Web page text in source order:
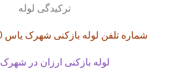
ترکیدگی لوله
شماره تلفن لوله بازکنی شهرک یاس 09127609500
لوله بازکنی ارزان در